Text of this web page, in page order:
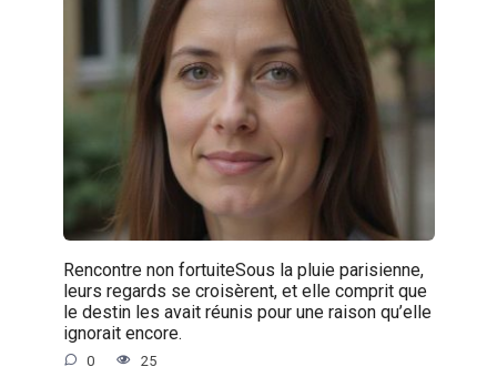
Rencontre non fortuiteSous la pluie parisienne,
leurs regards se croisèrent, et elle comprit que
le destin les avait réunis pour une raison qu’elle
ignorait encore.
0 25